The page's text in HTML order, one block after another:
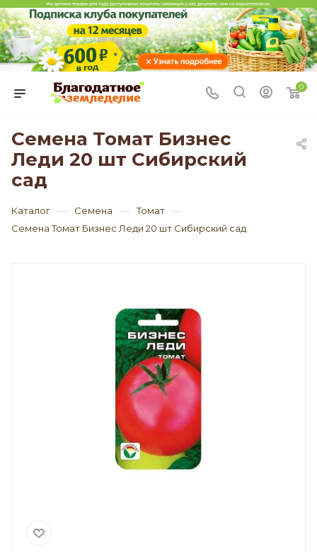
0
Семена Томат Бизнес
Леди 20 шт Сибирский
сад
Каталог — Семена — Томат —
Семена Томат Бизнес Леди 20 шт Сибирский сад